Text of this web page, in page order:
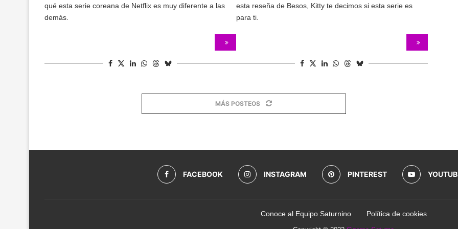
qué esta serie coreana de Netflix es muy diferente a las
demás.
esta reseña de Besos, Kitty te decimos si esta serie es
para ti.
MÁS POSTEOS
FACEBOOK INSTAGRAM PINTEREST
Conoce al Equipo Saturnino Política de cookies